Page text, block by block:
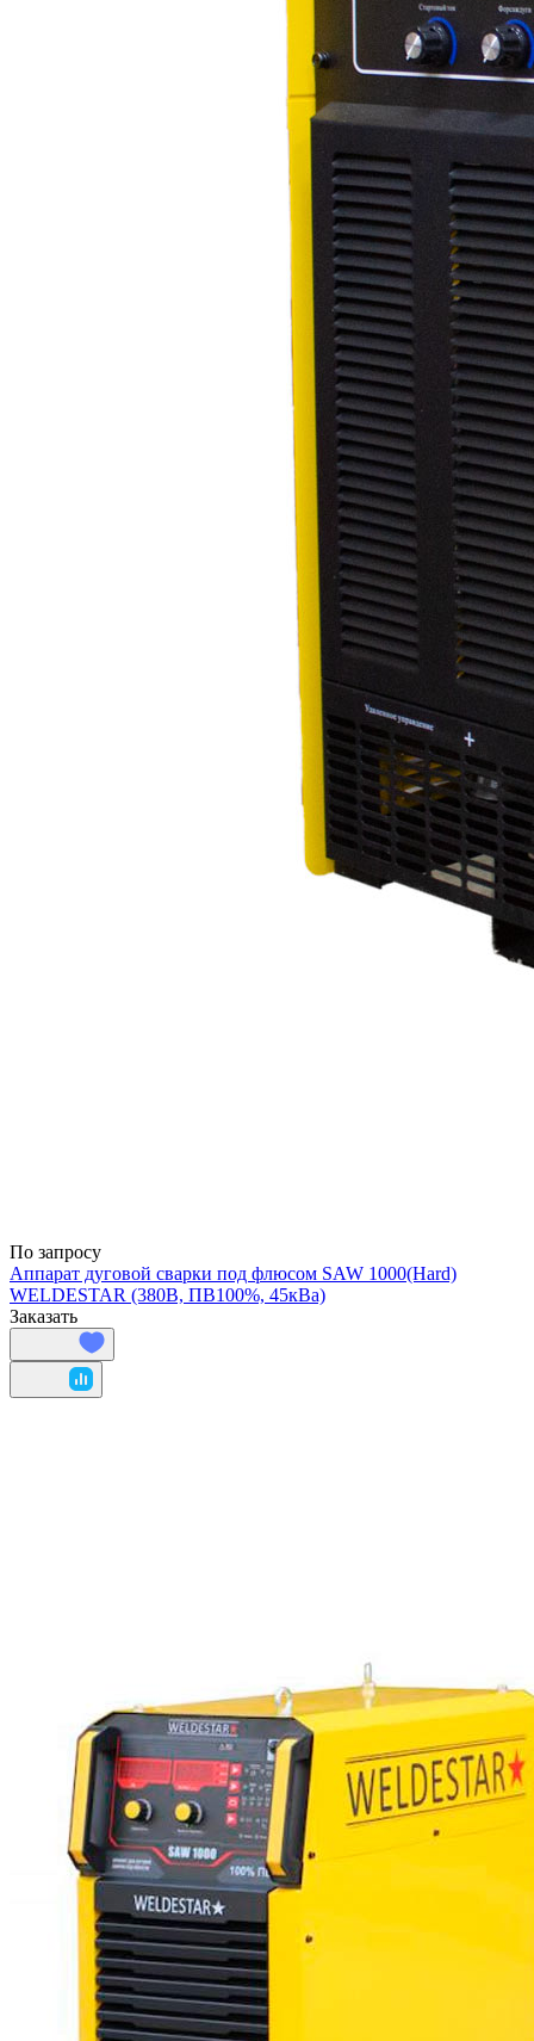
По запросу
Аппарат дуговой сварки под флюсом SAW 1000(Hard)
WELDESTAR (380В, ПВ100%, 45кВа)
Заказать